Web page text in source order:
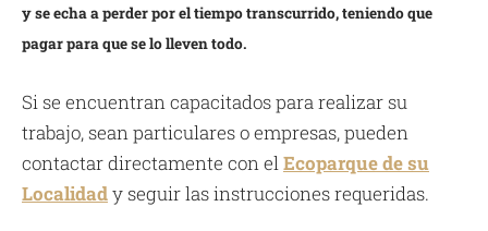
y se echa a perder por el tiempo transcurrido, teniendo que
pagar para que se lo lleven todo.
Si se encuentran capacitados para realizar su
trabajo, sean particulares o empresas, pueden
contactar directamente con elEcoparque de su
Localidady seguir las instrucciones requeridas.